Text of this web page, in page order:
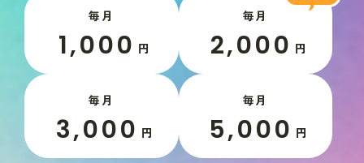
毎月
1,000 円
毎月
2,000 円
毎月
3,000 円
毎月
5,000 円